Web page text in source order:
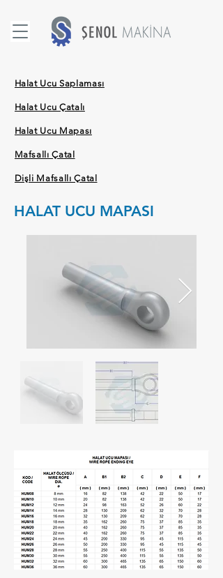
Halat Ucu Saplaması
Halat Ucu Çatalı
Halat Ucu Mapası
Mafsallı Çatal
Dişli Mafsallı Çatal
HALAT UCU MAPASI